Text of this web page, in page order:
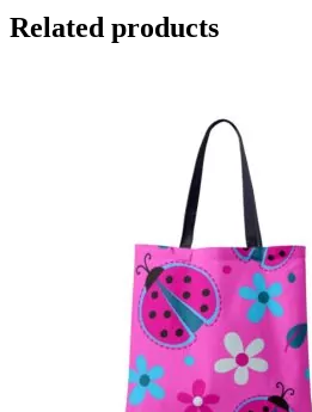
Related products